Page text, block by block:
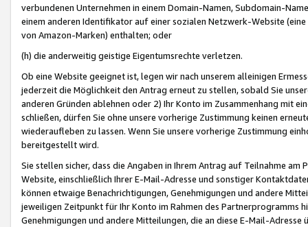
verbundenen Unternehmen in einem Domain-Namen, Subdomain-
einem anderen Identifikator auf einer sozialen Netzwerk-Website
von Amazon-Marken) enthalten; oder
(h) die anderweitig geistige Eigentumsrechte verletzen.
Ob eine Website geeignet ist, legen wir nach unserem alleinigen
jederzeit die Möglichkeit den Antrag erneut zu stellen, sobald Sie
anderen Gründen ablehnen oder 2) Ihr Konto im Zusammenhang mit
schließen, dürfen Sie ohne unsere vorherige Zustimmung keinen
wiederaufleben zu lassen. Wenn Sie unsere vorherige Zustimmung
bereitgestellt wird.
Sie stellen sicher, dass die Angaben in Ihrem Antrag auf Teilnahme
Website, einschließlich Ihrer E-Mail-Adresse und sonstiger
können etwaige Benachrichtigungen, Genehmigungen und andere
jeweiligen Zeitpunkt für Ihr Konto im Rahmen des Partnerprogramms
Genehmigungen und andere Mitteilungen, die an diese E-Mail-